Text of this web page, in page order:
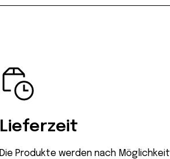
Lieferzeit
Die Produkte werden nach Möglichkeit